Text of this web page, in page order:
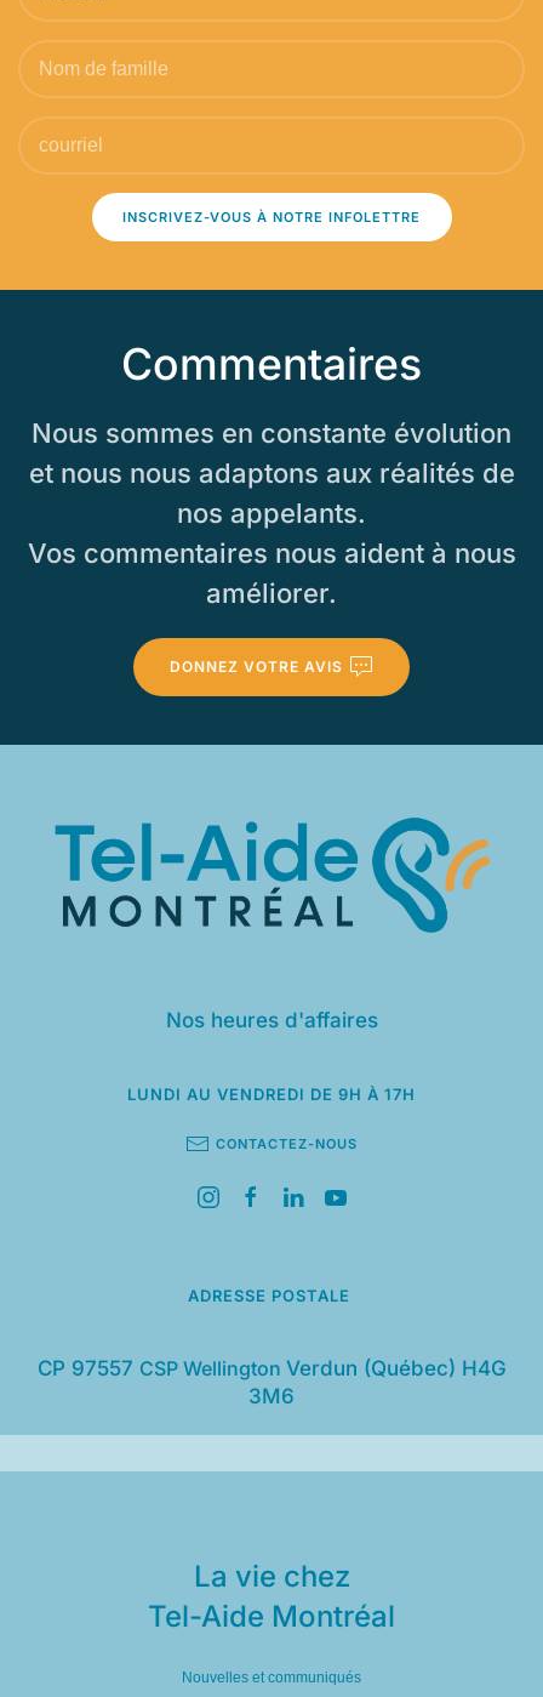
INSCRIVEZ-VOUS À NOTRE INFOLETTRE
Commentaires
Nous sommes en constante évolution
et nous nous adaptons aux réalités de
nos appelants.
Vos commentaires nous aident à nous
améliorer.
DONNEZ VOTRE AVIS
Nos heures d'affaires
LUNDI AU VENDREDI DE 9H À 17H
CONTACTEZ-NOUS
ADRESSE POSTALE
CP 97557 CSP Wellington Verdun (Québec) H4G
3M6
La vie chez
Tel-Aide Montréal
Nouvelles et communiqués